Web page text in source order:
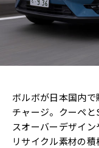
ボルボが日本国内
チャージ。クーペ
スオーバーデザイン
リサイクル素材の